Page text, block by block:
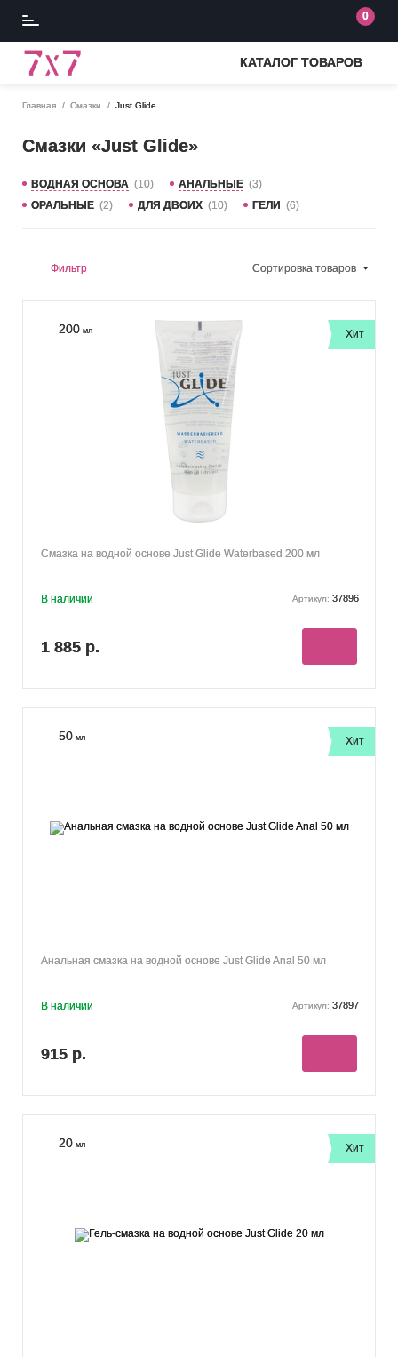
0
КАТАЛОГ ТОВАРОВ
Главная Смазки Just Glide
Смазки «Just Glide»
ВОДНАЯ ОСНОВА (10) АНАЛЬНЫЕ (3)
ОРАЛЬНЫЕ (2) ДЛЯ ДВОИХ (10) ГЕЛИ (6)
Фильтр Сортировка товаров
200 мл Хит
Смазка на водной основе Just Glide Waterbased 200 мл
В наличии Артикул: 37896
1 885 р.
50 мл Хит
Анальная смазка на водной основе Just Glide Anal 50 мл
В наличии Артикул: 37897
915 р.
20 мл Хит